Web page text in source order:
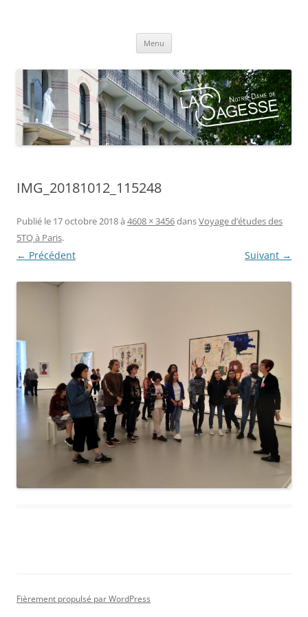
Sagesse
Menu
IMG_20181012_115248
Publié le 17 octobre 2018à 4608 × 3456dansVoyage d’études des
5TQ à Paris.
← Précédent Suivant →
Fièrement propulsé par WordPress